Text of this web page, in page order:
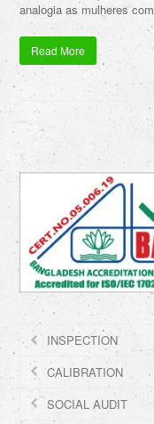
analogia as mulheres
Read More
INSPECTION
CALIBRATION
SOCIAL AUDIT